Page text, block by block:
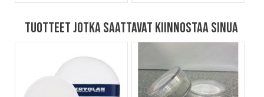
Tuotteet jotka saattavat kiinnostaa sinua